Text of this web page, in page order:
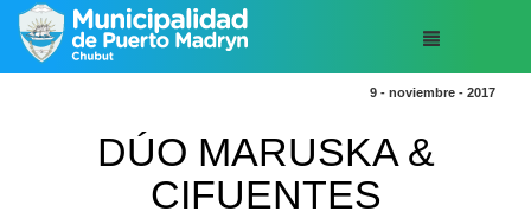
9 - noviembre - 2017
DÚO MARUSKA &
CIFUENTES